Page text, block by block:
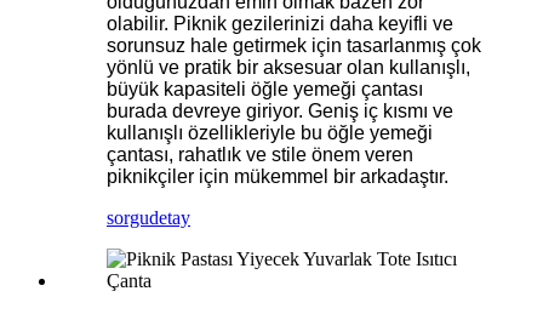
olabilir. Piknik gezilerinizi daha keyifli ve
sorunsuz hale getirmek için tasarlanmış çok
yönlü ve pratik bir aksesuar olan kullanışlı,
büyük kapasiteli öğle yemeği çantası
burada devreye giriyor. Geniş iç kısmı ve
kullanışlı özellikleriyle bu öğle yemeği
çantası, rahatlık ve stile önem veren
piknikçiler için mükemmel bir arkadaştır.
sorgudetay